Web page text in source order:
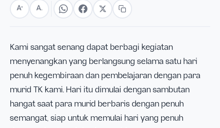
A+ A−
Kami sangat senang dapat berbagi kegiatan
menyenangkan yang berlangsung selama satu hari
penuh kegembiraan dan pembelajaran dengan para
murid TK kami. Hari itu dimulai dengan sambutan
hangat saat para murid berbaris dengan penuh
semangat, siap untuk memulai hari yang penuh